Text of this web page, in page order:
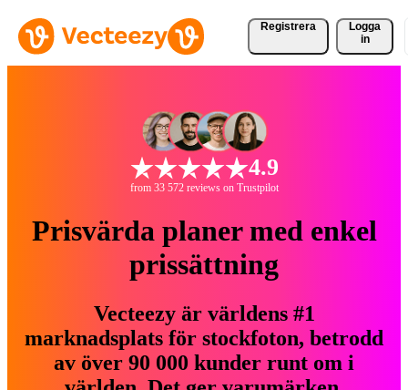
Registrera
Logga
in
4.9
from 33 572 reviews on Trustpilot
Prisvärda planer med enkel
prissättning
Vecteezy är världens #1
marknadsplats för stockfoton, betrodd
av över 90 000 kunder runt om i